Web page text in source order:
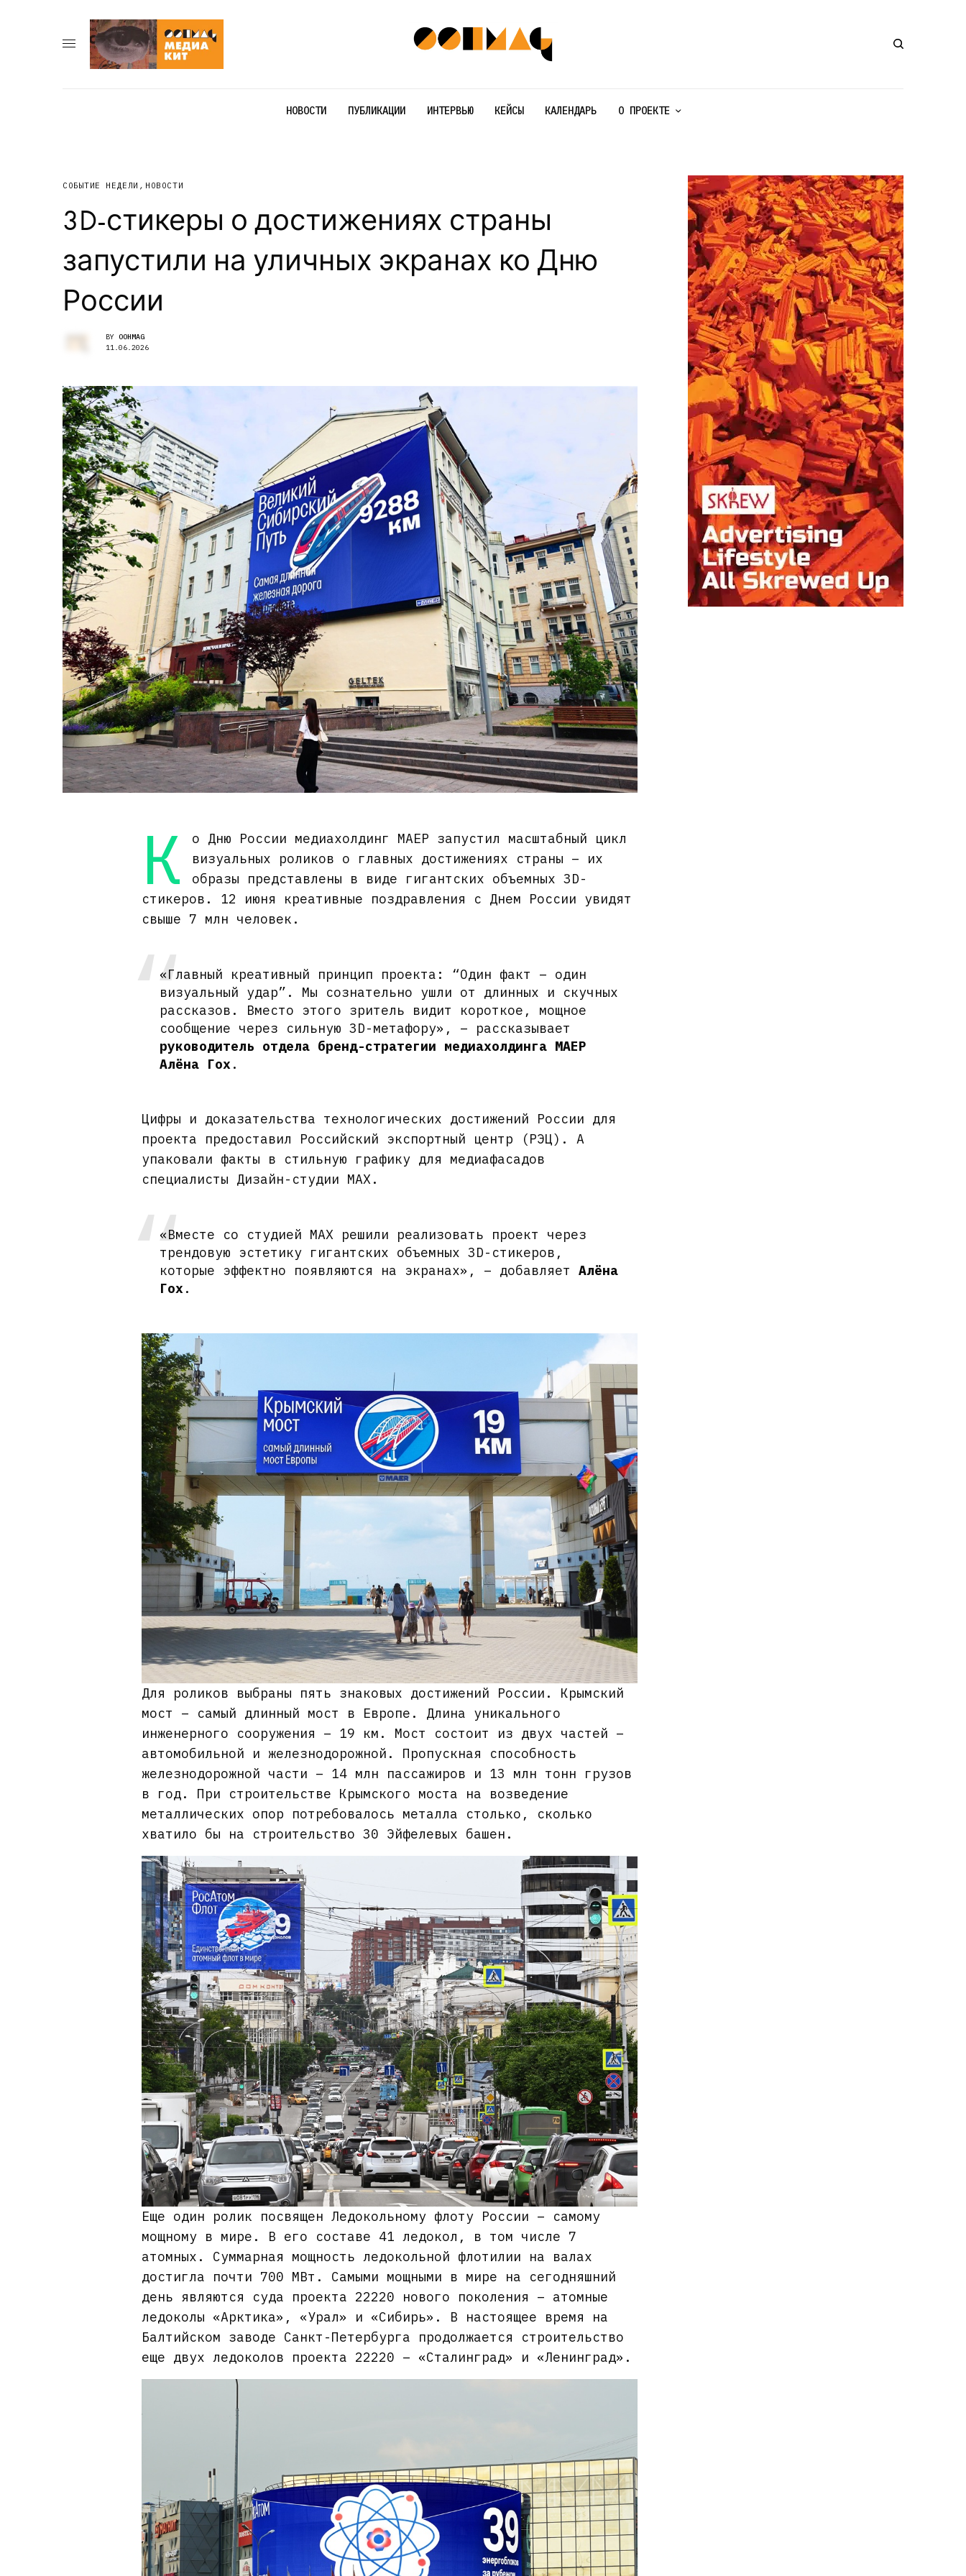
НОВОСТИ ПУБЛИКАЦИИ ИНТЕРВЬЮ КЕЙСЫ КАЛЕНДАРЬ О ПРОЕКТЕ
СОБЫТИЕ НЕДЕЛИ , НОВОСТИ
3D-стикеры о достижениях страны
запустили на уличных экранах ко Дню
России
BY OOHMAG
11.06.2026
К
о Дню России медиахолдинг МАЕР запустил масштабный цикл
визуальных роликов о главных достижениях страны – их
образы представлены в виде гигантских объемных 3D-
стикеров. 12 июня креативные поздравления с Днем России увидят
свыше 7 млн человек.
«Главный креативный принцип проекта: “Один факт – один
визуальный удар”. Мы сознательно ушли от длинных и скучных
рассказов. Вместо этого зритель видит короткое, мощное
сообщение через сильную 3D-метафору», – рассказывает
руководитель отдела бренд-стратегии медиахолдинга МАЕР
Алёна Гох.
Цифры и доказательства технологических достижений России для
проекта предоставил Российский экспортный центр (РЭЦ). А
упаковали факты в стильную графику для медиафасадов
специалисты Дизайн-студии MAХ.
«Вместе со студией MAX решили реализовать проект через
трендовую эстетику гигантских объемных 3D-стикеров,
которые эффектно появляются на экранах», – добавляетАлёна
Гох.
Для роликов выбраны пять знаковых достижений России. Крымский
мост – самый длинный мост в Европе. Длина уникального
инженерного сооружения – 19 км. Мост состоит из двух частей –
автомобильной и железнодорожной. Пропускная способность
железнодорожной части – 14 млн пассажиров и 13 млн тонн грузов
в год. При строительстве Крымского моста на возведение
металлических опор потребовалось металла столько, сколько
хватило бы на строительство 30 Эйфелевых башен.
Еще один ролик посвящен Ледокольному флоту России – самому
мощному в мире. В его составе 41 ледокол, в том числе 7
атомных. Суммарная мощность ледокольной флотилии на валах
достигла почти 700 МВт. Самыми мощными в мире на сегодняшний
день являются суда проекта 22220 нового поколения – атомные
ледоколы «Арктика», «Урал» и «Сибирь». В настоящее время на
Балтийском заводе Санкт-Петербурга продолжается строительство
еще двух ледоколов проекта 22220 – «Сталинград» и «Ленинград».